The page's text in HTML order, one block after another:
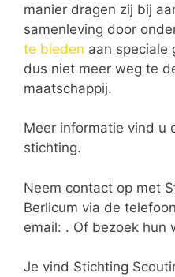
manier dragen zij bij
samenleving door
te bieden aan speciale
dus niet meer weg te
maatschappij.
Meer informatie vind u
stichting.
Neem contact op met
Berlicum via de
email: . Of bezoek hun
Je vind Stichting